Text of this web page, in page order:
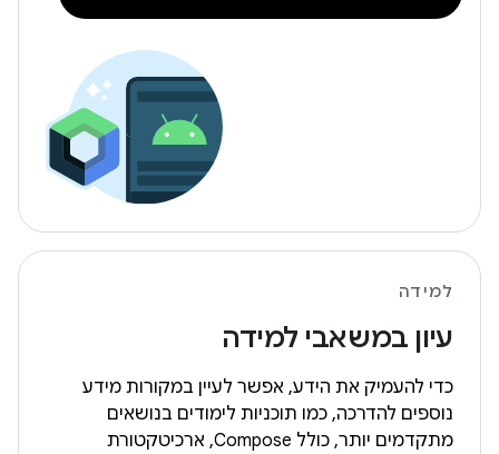
למידה
עיון במשאבי למידה
כדי להעמיק את הידע, אפשר לעיין במקורות מידע
נוספים להדרכה, כמו תוכניות לימודים בנושאים
מתקדמים יותר, כולל Compose, ארכיטקטורת